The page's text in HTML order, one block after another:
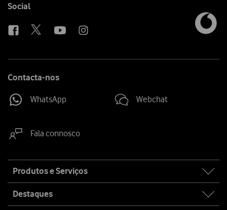
Follow
Social
Contacta-nos
WhatsApp Webchat
Fala connosco
map
Produtos e Serviços
Destaques